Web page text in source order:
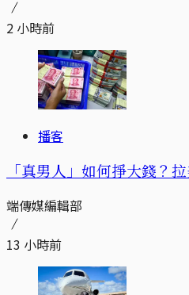
2 小時前
播客
「真男人」如何掙大錢？
端傳媒編輯部
13 小時前